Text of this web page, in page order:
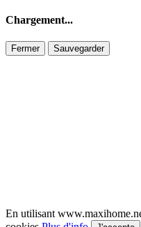
Chargement...
Fermer Sauvegarder
En utilisant